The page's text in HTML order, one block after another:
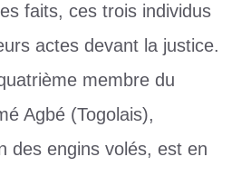
faits, ces trois individus
actes devant la justice.
membre du
Agbé (Togolais),
des engins volés, est en